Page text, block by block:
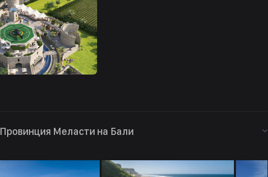
Провинция Меласти на Бали